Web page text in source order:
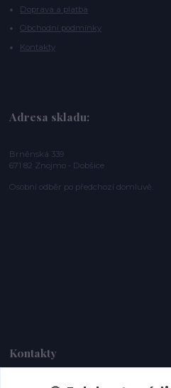
Doprava a platba
Obchodní podmínky
Kontakty
Adresa skladu:
Brněnská 339
671 82 Znojmo - Dobšice
Osobní odběr po předchozí domluvě.
Kontakty